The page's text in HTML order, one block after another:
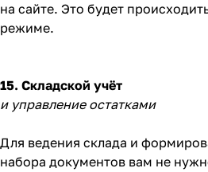
на сайте. Это будет
режиме.
15. Складской учёт
и управление остатками
Для ведения склада и
набора документов вам не